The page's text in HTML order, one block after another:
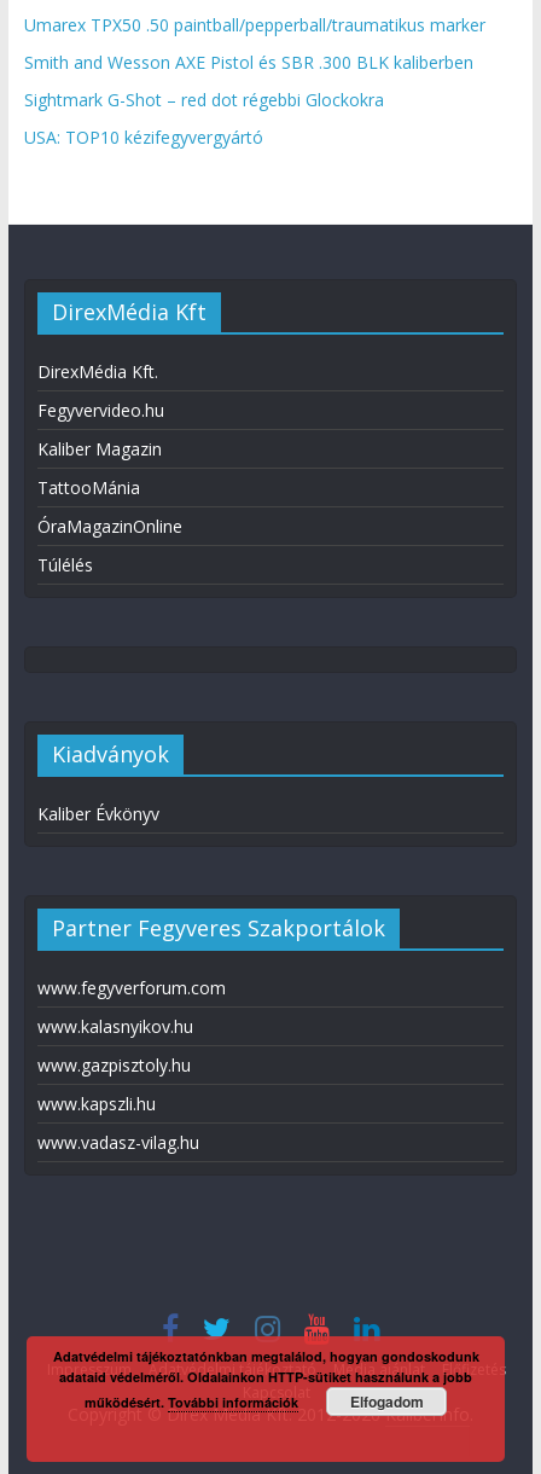
Umarex TPX50 .50 paintball/pepperball/traumatikus marker
Smith and Wesson AXE Pistol és SBR .300 BLK kaliberben
Sightmark G-Shot – red dot régebbi Glockokra
USA: TOP10 kézifegyvergyártó
DirexMédia Kft
DirexMédia Kft.
Fegyvervideo.hu
Kaliber Magazin
TattooMánia
ÓraMagazinOnline
Túlélés
Kiadványok
Kaliber Évkönyv
Partner Fegyveres Szakportálok
www.fegyverforum.com
www.kalasnyikov.hu
www.gazpisztoly.hu
www.kapszli.hu
www.vadasz-vilag.hu
Impresszum Adatvédelmi tájékoztató Média ajánlat
Előfizetés
Copyright © Direx Média Kft. 2012-2026KaliberInfo
Adatvédelmi tájékoztatónkban megtalálod, hogyan gondoskodunk
adataid védelméről. Oldalainkon HTTP-sütiket használunk a jobb
működésért.További információk Elfogadom